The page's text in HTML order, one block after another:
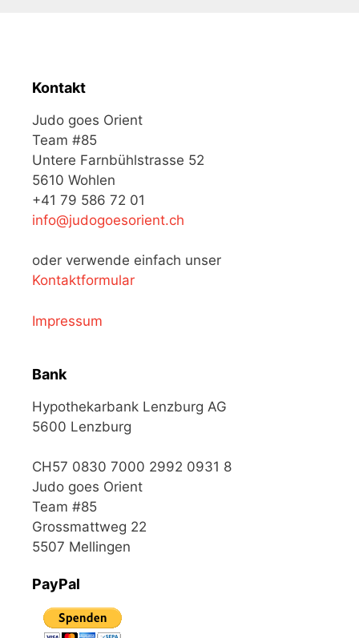
Kontakt
Judo goes Orient
Team #85
Untere Farnbühlstrasse 52
5610 Wohlen
+41 79 586 72 01
info@judogoesorient.ch
oder verwende einfach unser
Kontaktformular
Impressum
Bank
Hypothekarbank Lenzburg AG
5600 Lenzburg
CH57 0830 7000 2992 0931 8
Judo goes Orient
Team #85
Grossmattweg 22
5507 Mellingen
PayPal